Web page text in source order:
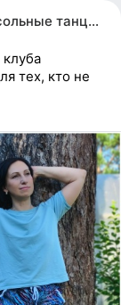
Клуб Равновесие|танго/парные/сольные танцы|йога
тех, кто не